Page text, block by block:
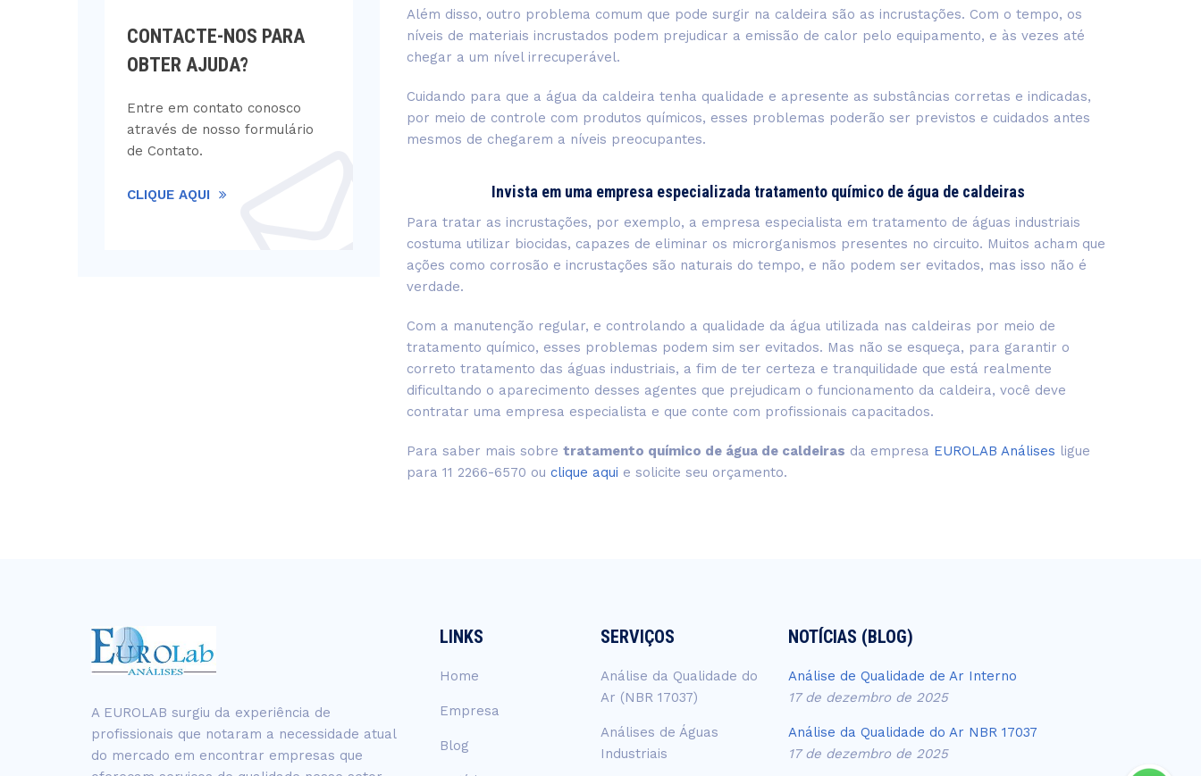
Além disso, outro problema comum que pode surgir na caldeira são as incrustações. Com o tempo, os
níveis de materiais incrustados podem prejudicar a emissão de calor pelo equipamento, e às vezes até
chegar a um nível irrecuperável.
Cuidando para que a água da caldeira tenha qualidade e apresente as substâncias corretas e indicadas,
por meio de controle com produtos químicos, esses problemas poderão ser previstos e cuidados antes
mesmos de chegarem a níveis preocupantes.
Invista em uma empresa especializada tratamento químico de água de caldeiras
Para tratar as incrustações, por exemplo, a empresa especialista em tratamento de águas industriais
costuma utilizar biocidas, capazes de eliminar os microrganismos presentes no circuito. Muitos acham que
ações como corrosão e incrustações são naturais do tempo, e não podem ser evitados, mas isso não é
verdade.
Com a manutenção regular, e controlando a qualidade da água utilizada nas caldeiras por meio de
tratamento químico, esses problemas podem sim ser evitados. Mas não se esqueça, para garantir o
correto tratamento das águas industriais, a fim de ter certeza e tranquilidade que está realmente
dificultando o aparecimento desses agentes que prejudicam o funcionamento da caldeira, você deve
contratar uma empresa especialista e que conte com profissionais capacitados.
Para saber mais sobretratamento químico de água de caldeiras da empresa EUROLAB Análises ligue
para 11 2266-6570 ouclique aqui e solicite seu orçamento.
CONTACTE-NOS PARA
OBTER AJUDA?
Entre em contato conosco
através de nosso formulário
de Contato.
CLIQUE AQUI
A EUROLAB surgiu da experiência de
profissionais que notaram a necessidade atual
do mercado em encontrar empresas que
LINKS
Home
Empresa
Blog
SERVIÇOS
Análise da Qualidade do
Ar (NBR 17037)
Análises de Águas
Industriais
NOTÍCIAS (BLOG)
Análise de Qualidade de Ar Interno
17 de dezembro de 2025
Análise da Qualidade do Ar NBR 17037
17 de dezembro de 2025